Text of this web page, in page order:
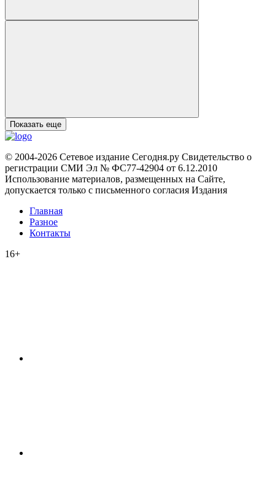
Показать еще
© 2004-2026 Сетевое издание Сегодня.ру Свидетельство о
регистрации СМИ Эл № ФС77-42904 от 6.12.2010
Использование материалов, размещенных на Сайте,
допускается только с письменного согласия Издания
Главная
Разное
Контакты
16+